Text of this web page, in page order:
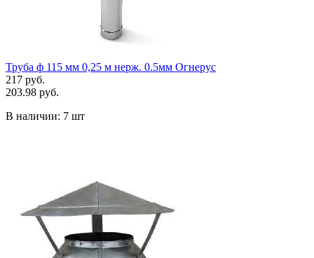
Труба ф 115 мм 0,25 м нерж. 0.5мм Огнерус
217 руб.
203.98 руб.
В наличии: 7 шт